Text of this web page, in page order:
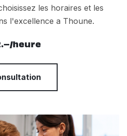
les horaires et les
l'excellence a Thoune.
heure